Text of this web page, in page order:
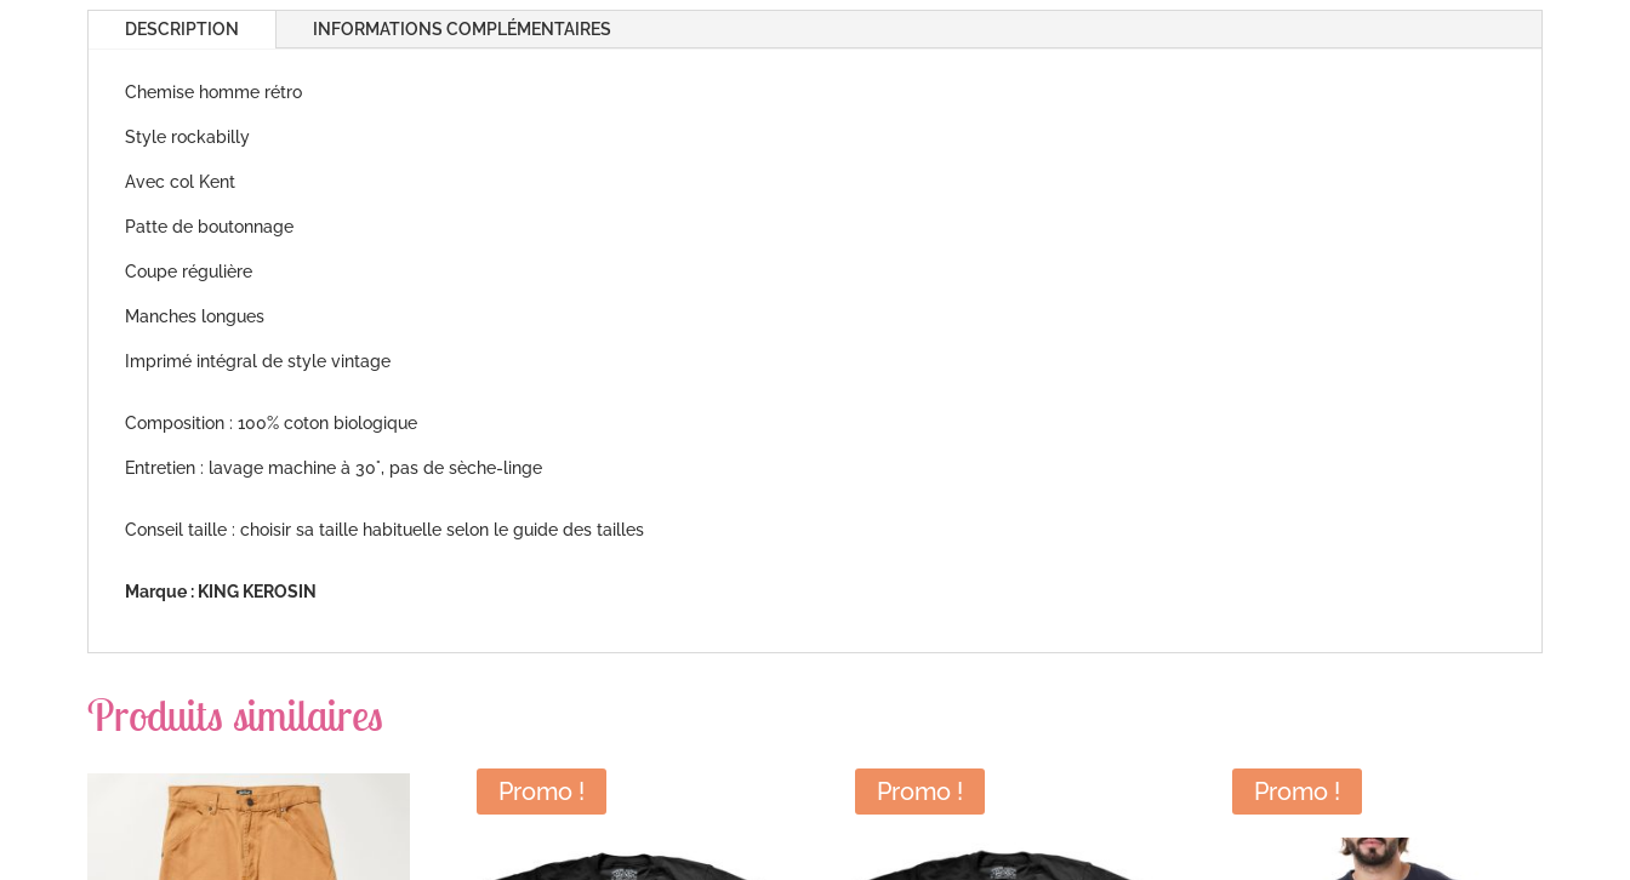
DESCRIPTION INFORMATIONS COMPLÉMENTAIRES
Chemise homme rétro
Style rockabilly
Avec col Kent
Patte de boutonnage
Coupe régulière
Manches longues
Imprimé intégral de style vintage
Composition : 100% coton biologique
Entretien : lavage machine à 30°, pas de sèche-linge
Conseil taille : choisir sa taille habituelle selon le guide des tailles
Marque : KING KEROSIN
Produits similaires
Promo ! Promo ! Promo !